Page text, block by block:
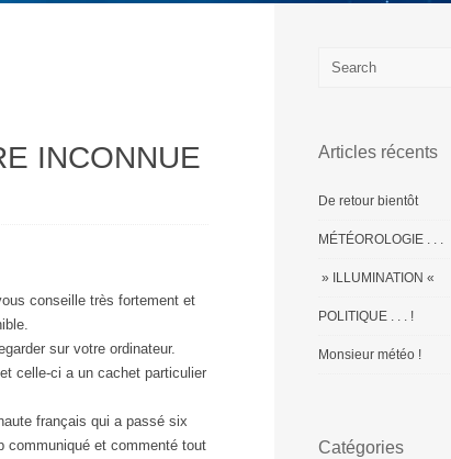
INCONNUE
conseille très fortement et
sur votre ordinateur.
celle-ci a un cachet particulier
français qui a passé six
communiqué et commenté tout
Articles récents
De retour bientôt
MÉTÉOROLOGIE . . .
» ILLUMINATION «
POLITIQUE . . . !
Monsieur météo !
Catégories